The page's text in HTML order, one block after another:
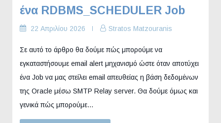
ένα RDBMS_SCHEDULER Job
22 Απριλίου 2026 Stratos Matzouranis
Σε αυτό το άρθρο θα δούμε πώς μπορούμε να
εγκαταστήσουμε email alert μηχανισμό ώστε όταν αποτύχει
ένα Job να μας στείλει email απευθείας η βάση δεδομένων
της Oracle μέσω SMTP Relay server. Θα δούμε όμως και
γενικά πώς μπορούμε…